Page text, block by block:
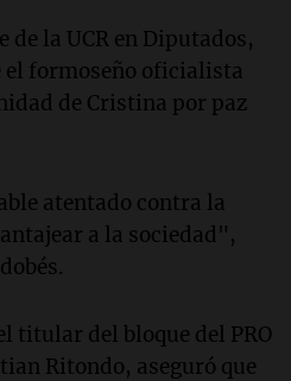
de la UCR en Diputados,
formoseño oficialista
de Cristina por paz
atentado contra la
a la sociedad",
titular del bloque del PRO
Ritondo, aseguró que